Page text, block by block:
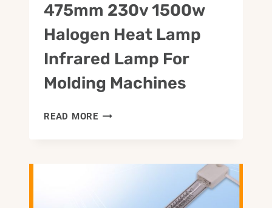
475mm 230v 1500w
Halogen Heat Lamp
Infrared Lamp For
Molding Machines
READ MORE475MM